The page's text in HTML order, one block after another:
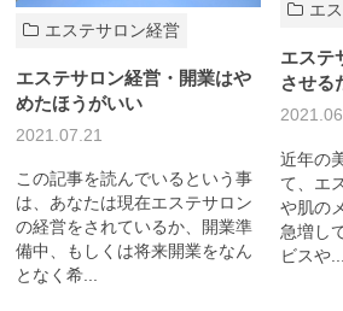
エステサロン経営
エステサロン経営・開業はや
めたほうがいい
2021.07.21
この記事を読んでいるという事
は、あなたは現在エステサロン
の経営をされているか、開業準
備中、もしくは将来開業をなん
となく希...
エ
エステ
させる
近年の
て、エ
や肌の
急増し
ビスや...